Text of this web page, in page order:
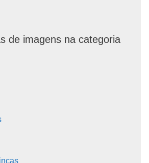
de imagens na categoria